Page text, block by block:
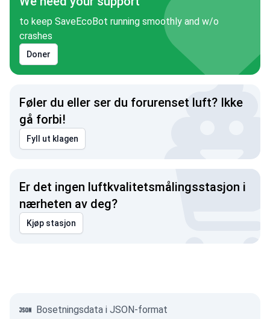
to keep SaveEcoBot running smoothly and w/o
crashes
Doner
Føler du eller ser du forurenset luft? Ikke
gå forbi!
Fyll ut klagen
Er det ingen luftkvalitetsmålingsstasjon i
nærheten av deg?
Kjøp stasjon
Bosetningsdata i JSON-format